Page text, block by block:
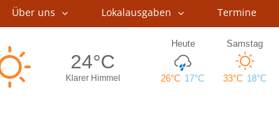
Über uns Lokalausgaben Termine